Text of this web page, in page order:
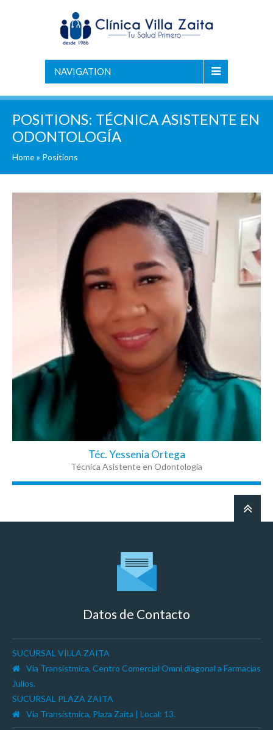
NAVIGATION
POSITIONS: TÉCNICA ASISTENTE EN
ODONTOLOGÍA
Home» Positions
Téc. Yessenia Ortega
Técnica Asistente en Odontología
Datos de Contacto
SUCURSAL VILLA ZAITA
Vía Transístmica, Centro Comercial Omni diagonal a Farmacias
Julios.
SUCURSAL PLAZA ZAITA
Vía Transístmica, Plaza Zaita | Local: 13.